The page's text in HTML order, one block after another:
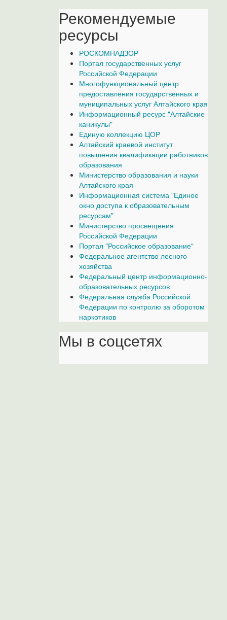
Рекомендуемые
ресурсы
РОСКОМНАДЗОР
Портал государственных услуг
Российской Федерации
Многофункциональный центр
предоставления государственных и
муниципальных услуг Алтайского края
Информационный ресурс "Алтайские
каникулы"
Единую коллекцию ЦОР
Алтайский краевой институт
повышения квалификации работников
образования
Министерство образования и науки
Алтайского края
Информационная система "Единое
окно доступа к образовательным
ресурсам"
Министерство просвещения
Российской Федерации
Портал "Российское образование"
Федеральное агентство лесного
хозяйства
Федеральный центр информационно-
образовательных ресурсов
Федеральная служба Российской
Федерации по контролю за оборотом
наркотиков
Мы в соцсетях